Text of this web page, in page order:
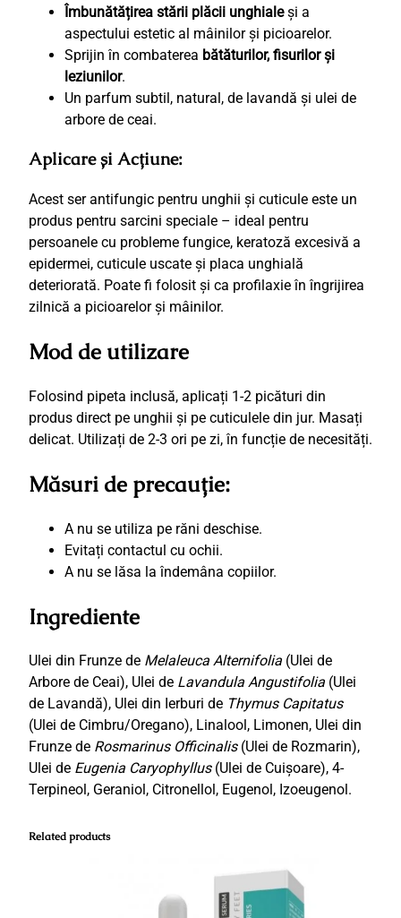
Îmbunătățirea stării plăcii unghialeși a
aspectului estetic al mâinilor și picioarelor.
Sprijin în combaterea bătăturilor, fisurilor și
leziunilor.
Un parfum subtil, natural, de lavandă și ulei de
arbore de ceai.
Aplicare și Acțiune:
Acest ser antifungic pentru unghii și cuticule este un
produs pentru sarcini speciale – ideal pentru
persoanele cu probleme fungice, keratoză excesivă a
epidermei, cuticule uscate și placa unghială
deteriorată. Poate fi folosit și ca profilaxie în îngrijirea
zilnică a picioarelor și mâinilor.
Mod de utilizare
Folosind pipeta inclusă, aplicați 1-2 picături din
produs direct pe unghii și pe cuticulele din jur. Masați
delicat. Utilizați de 2-3 ori pe zi, în funcție de necesități.
Măsuri de precauție:
A nu se utiliza pe răni deschise.
Evitați contactul cu ochii.
A nu se lăsa la îndemâna copiilor.
Ingrediente
Ulei din Frunze de Melaleuca Alternifolia (Ulei de
Arbore de Ceai), Ulei de Lavandula Angustifolia (Ulei
de Lavandă), Ulei din Ierburi de Thymus Capitatus
(Ulei de Cimbru/Oregano), Linalool, Limonen, Ulei din
Frunze de Rosmarinus Officinalis(Ulei de Rozmarin),
Ulei de Eugenia Caryophyllus(Ulei de Cuișoare), 4-
Terpineol, Geraniol, Citronellol, Eugenol, Izoeugenol.
Related products